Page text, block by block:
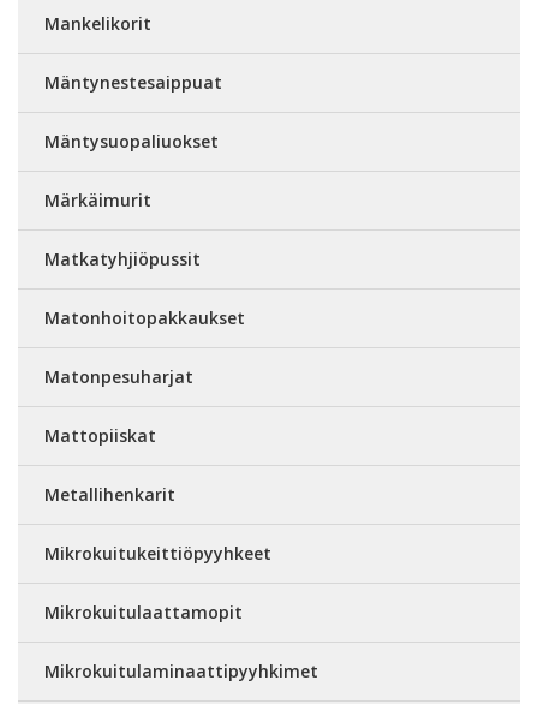
Mankelikorit
Mäntynestesaippuat
Mäntysuopaliuokset
Märkäimurit
Matkatyhjiöpussit
Matonhoitopakkaukset
Matonpesuharjat
Mattopiiskat
Metallihenkarit
Mikrokuitukeittiöpyyhkeet
Mikrokuitulaattamopit
Mikrokuitulaminaattipyyhkimet